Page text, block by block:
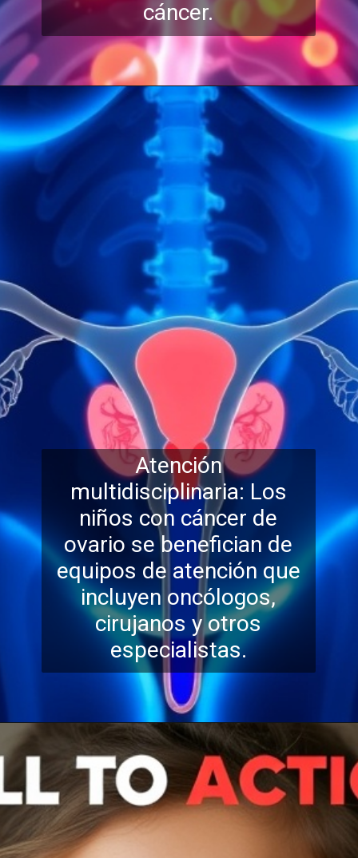
cáncer.
Atención
multidisciplinaria: Los
niños con cáncer de
ovario se benefician de
equipos de atención que
incluyen oncólogos,
cirujanos yotros
especialistas.